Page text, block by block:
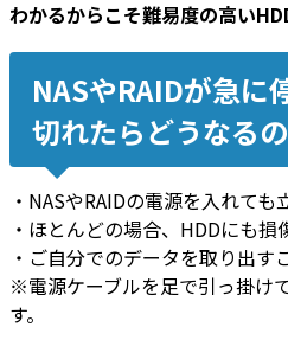
わかるからこそ難易度の高い
NASやRAIDが急に
切れたらどうなる
・NASやRAIDの電源を入れても
・ほとんどの場合、HDDにも損
・ご自分でのデータを取り出す
※電源ケーブルを足で引っ掛け
す。